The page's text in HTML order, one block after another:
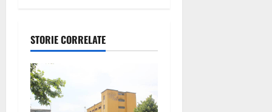
e
a
r
STORIE CORRELATE